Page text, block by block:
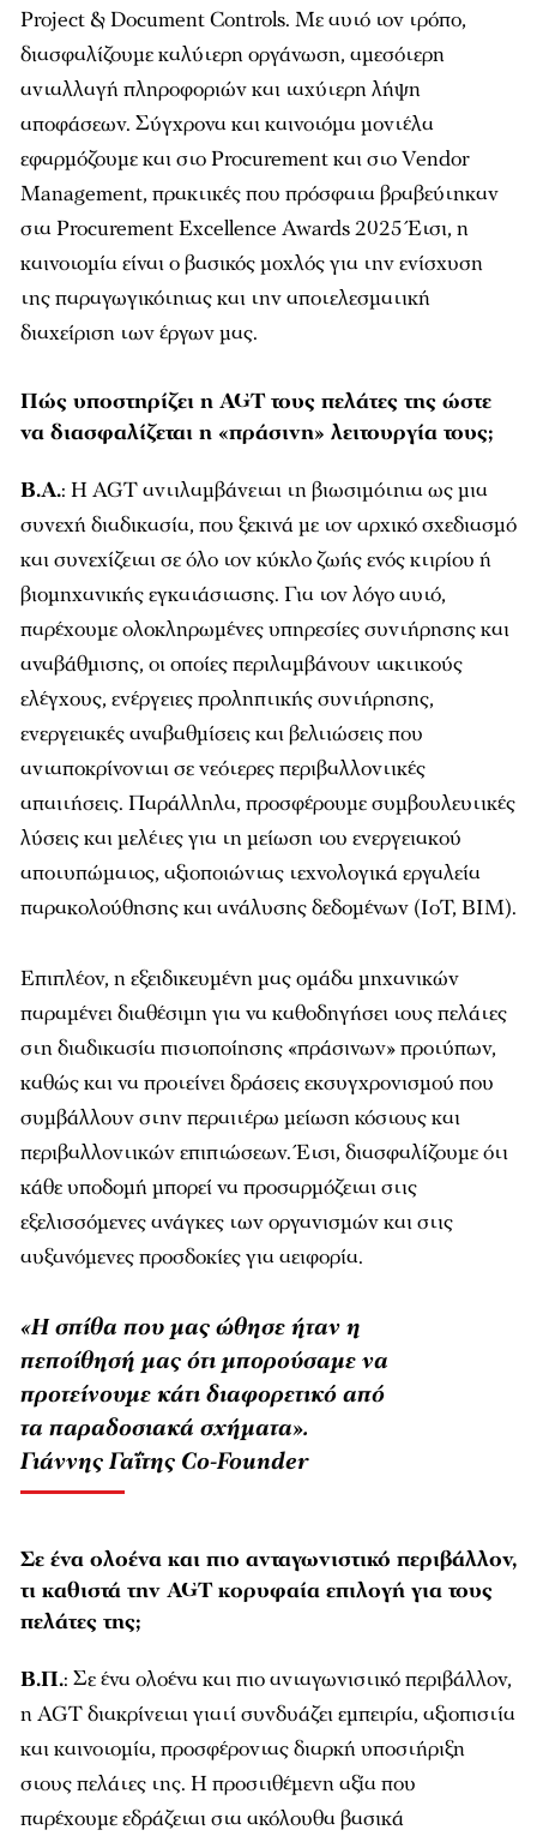
Project & Document Controls. Με αυτό τον τρόπο,
διασφαλίζουμε καλύτερη οργάνωση, αμεσότερη
ανταλλαγή πληροφοριών και ταχύτερη λήψη
αποφάσεων. Σύγχρονα και καινοτόμα μοντέλα
εφαρμόζουμε και στο Procurement και στο Vendor
Management, πρακτικές που πρόσφατα βραβεύτηκαν
στα Procurement Excellence Awards 2025 Έτσι, η
καινοτομία είναι ο βασικός μοχλός για την ενίσχυση
της παραγωγικότητας και την αποτελεσματική
διαχείριση των έργων μας.
Πώς υποστηρίζει η AGT τους πελάτες της ώστε
να διασφαλίζεται η «πράσινη» λειτουργία τους;
Β.Α.: Η AGT αντιλαμβάνεται τη βιωσιμότητα ως μια
συνεχή διαδικασία, που ξεκινά με τον αρχικό σχεδιασμό
και συνεχίζεται σε όλο τον κύκλο ζωής ενός κτιρίου ή
βιομηχανικής εγκατάστασης. Για τον λόγο αυτό,
παρέχουμε ολοκληρωμένες υπηρεσίες συντήρησης και
αναβάθμισης, οι οποίες περιλαμβάνουν τακτικούς
ελέγχους, ενέργειες προληπτικής συντήρησης,
ενεργειακές αναβαθμίσεις και βελτιώσεις που
ανταποκρίνονται σε νεότερες περιβαλλοντικές
απαιτήσεις. Παράλληλα, προσφέρουμε συμβουλευτικές
λύσεις και μελέτες για τη μείωση του ενεργειακού
αποτυπώματος, αξιοποιώντας τεχνολογικά εργαλεία
παρακολούθησης και ανάλυσης δεδομένων (IoT, BIM).
Επιπλέον, η εξειδικευμένη μας ομάδα μηχανικών
παραμένει διαθέσιμη για να καθοδηγήσει τους πελάτες
στη διαδικασία πιστοποίησης «πράσινων» προτύπων,
καθώς και να προτείνει δράσεις εκσυγχρονισμού που
συμβάλλουν στην περαιτέρω μείωση κόστους και
περιβαλλοντικών επιπτώσεων. Έτσι, διασφαλίζουμε ότι
κάθε υποδομή μπορεί να προσαρμόζεται στις
εξελισσόμενες ανάγκες των οργανισμών και στις
αυξανόμενες προσδοκίες για αειφορία.
«Η σπίθα που μας ώθησε ήταν η
πεποίθησή μας ότι μπορούσαμε να
προτείνουμε κάτι διαφορετικό από
τα παραδοσιακά σχήματα».
Γιάννης Γαΐτης Co-Founder
Σε ένα ολοένα και πιο ανταγωνιστικό περιβάλλον,
τι καθιστά την AGT κορυφαία επιλογή για τους
πελάτες της;
Β.Π.: Σε ένα ολοένα και πιο ανταγωνιστικό περιβάλλον,
η AGT διακρίνεται γιατί συνδυάζει εμπειρία, αξιοπιστία
και καινοτομία, προσφέροντας διαρκή υποστήριξη
στους πελάτες της. Η προστιθέμενη αξία που
παρέχουμε εδράζεται στα ακόλουθα βασικά